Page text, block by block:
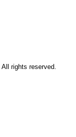
rights reserved.